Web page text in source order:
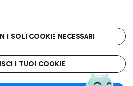
Roma FCO
stellato
I SOLI COOKIE NECESSARI
I TUOI COOKIE